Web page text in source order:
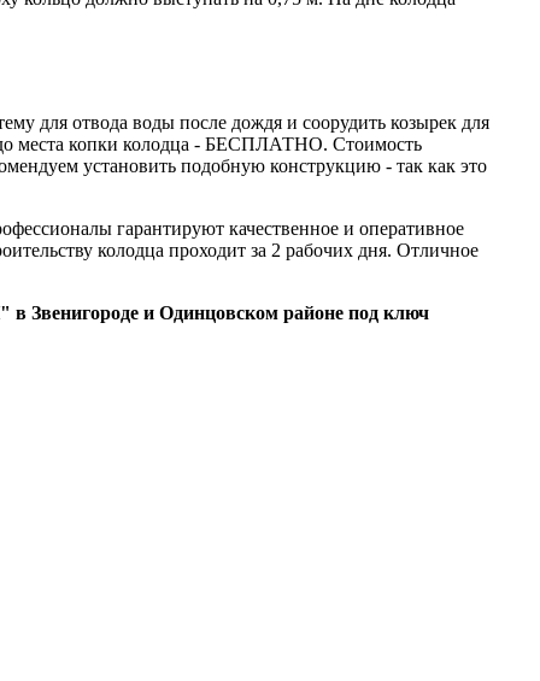
для отвода воды после дождя и соорудить козырек для
до места копки колодца - БЕСПЛАТНО. Стоимость
установить подобную конструкцию - так как это
гарантируют качественное и оперативное
колодца проходит за 2 рабочих дня. Отличное
Звенигороде и Одинцовском районе под ключ